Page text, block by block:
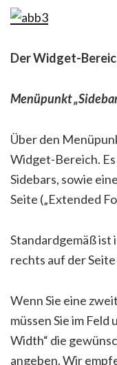
Der Widget-
Menüpunkt
Über den
Widget-Bereich.
Sidebars, sowie
Seite („Extended
Standardgemäß ist
rechts auf der
Wenn Sie eine
müssen Sie im Feld
Width“ die
angeben. Wir